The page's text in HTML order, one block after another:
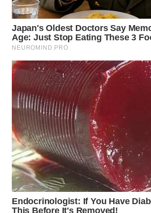
WN
LANGKAT
WN
TAPANULI
SELATAN
WN
TANJUNG
LESUNG
WN
KARO
WN
SIMALUNGUN
WN